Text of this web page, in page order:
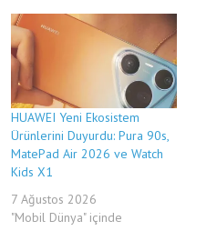
HUAWEI Yeni Ekosistem
Ürünlerini Duyurdu: Pura 90s,
MatePad Air 2026 ve Watch
Kids X1
7 Ağustos 2026
"Mobil Dünya" içinde